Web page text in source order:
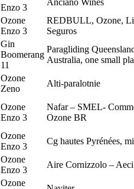
Enzo 3
Ozone
Enzo 3
REDBULL, Ozone,
Seguros
Gin
Boomerang
11
Paragliding
Australia, one small
Ozone
Zeno
Alti-paralotnie
Ozone
Enzo 3
Nafar – SMEL-
Ozone BR
Ozone
Enzo 3
Cg hautes Pyrénées,
Ozone
Enzo 3
Aire Cornizzolo –
Ozone